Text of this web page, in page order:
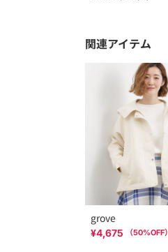
関連アイテム
grove
¥4,675 （50%OFF）